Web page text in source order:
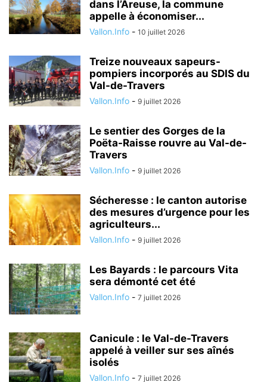
dans l’Areuse, la commune
appelle à économiser...
Vallon.Info - 10 juillet 2026
Treize nouveaux sapeurs-
pompiers incorporés au SDIS du
Val-de-Travers
Vallon.Info - 9 juillet 2026
Le sentier des Gorges de la
Poëta-Raisse rouvre au Val-de-
Travers
Vallon.Info - 9 juillet 2026
Sécheresse : le canton autorise
des mesures d’urgence pour les
agriculteurs...
Vallon.Info - 9 juillet 2026
Les Bayards : le parcours Vita
sera démonté cet été
Vallon.Info - 7 juillet 2026
Canicule : le Val-de-Travers
appelé à veiller sur ses aînés
isolés
Vallon.Info - 7 juillet 2026